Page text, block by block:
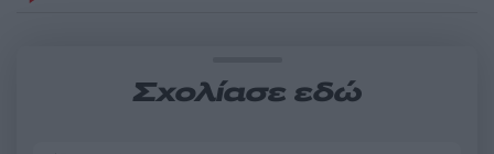
Σχολίασε εδώ